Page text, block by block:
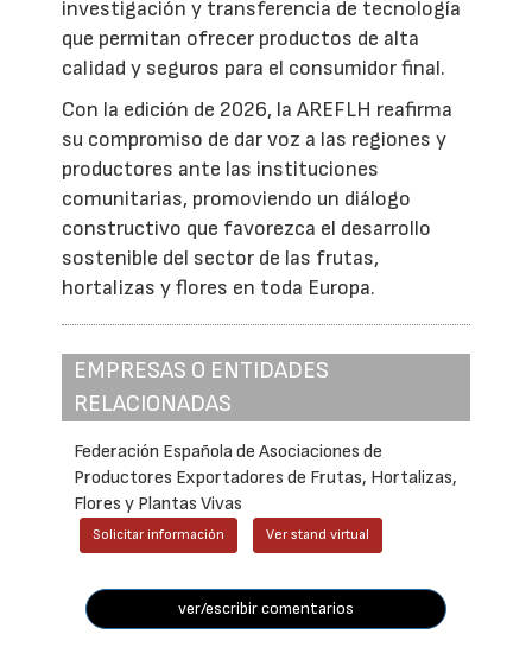
investigación y transferencia de tecnología
que permitan ofrecer productos de alta
calidad y seguros para el consumidor final.
Con la edición de 2026, la AREFLH reafirma
su compromiso de dar voz a las regiones y
productores ante las instituciones
comunitarias, promoviendo un diálogo
constructivo que favorezca el desarrollo
sostenible del sector de las frutas,
hortalizas y flores en toda Europa.
EMPRESAS O ENTIDADES
RELACIONADAS
Federación Española de Asociaciones de
Productores Exportadores de Frutas, Hortalizas,
Flores y Plantas Vivas
Solicitar información Ver stand virtual
ver/escribir comentarios